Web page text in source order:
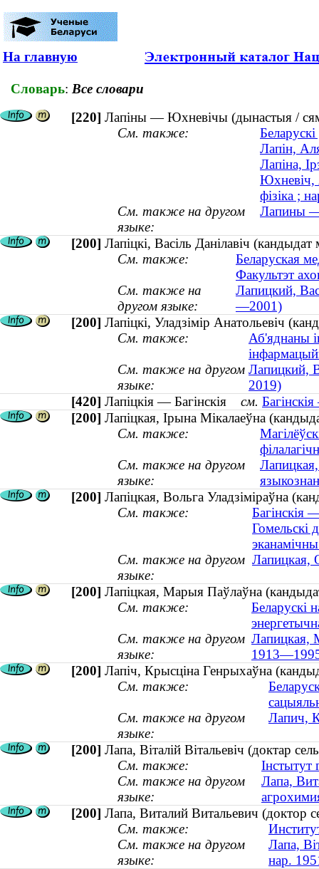
На главную
Словарь: Все словари
[220] Лапіны — Юхневічы (дынастыя /
См. также:
Лапін,
Лапіна,
Юхневiч,
фізіка ;
См. также на другом
языке:
Лапины —
[200] Лапіцкі, Васіль Данілавіч
См. также:
Беларуская
Факультэт
См. также на
другом языке:
Лапицкий,
—2001)
[200] Лапіцкі, Уладзімір Анатольевіч
См. также:
Аб'яднаны
См. также на другом
языке:
Лапицкий,
2019)
[420] Лапіцкія — Багінскія см.
[200] Лапіцкая, Ірына Мікалаеўна
См. также:
См. также на другом
языке:
[200] Лапіцкая, Вольга Уладзіміраўна
См. также:
Багінскія
Гомельскі
См. также на другом
языке:
Лапицкая,
[200] Лапіцкая, Марыя Паўлаўна
См. также:
Беларускі
См. также на другом
языке:
Лапицкая,
[200] Лапіч, Крысціна Генрыхаўна
См. также:
См. также на другом
языке:
Лапич,
[200] Лапа, Віталій Вітальевіч (доктар
См. также:
Інстытут
См. также на другом
языке:
Лапа,
[200] Лапа, Виталий Витальевич (доктор
См. также:
См. также на другом
языке:
Лапа,
нар.